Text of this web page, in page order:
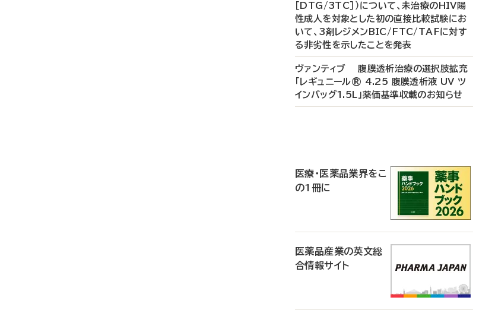
［DTG/3TC］）について、未治療のHIV陽
性成人を対象とした初の直接比較試験にお
いて、3剤レジメンBIC/FTC/TAFに対す
る非劣性を示したことを発表
ヴァンティブ 腹膜透析治療の選択肢拡充
「レギュニール® 4.25 腹膜透析液 UV ツ
インバッグ1.5L」薬価基準収載のお知らせ
医療・医薬品業界をこ
の1冊に
医薬品産業の英文総
合情報サイト